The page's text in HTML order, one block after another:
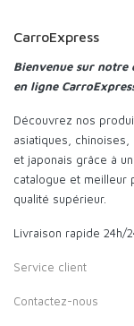
CarroExpress
Bienvenue sur notre
en ligne
Découvrez nos
asiatiques, chinoises,
et japonais grâce à
catalogue et meilleur
qualité supérieur.
Livraison rapide 24h/
Service client
Contactez-nous